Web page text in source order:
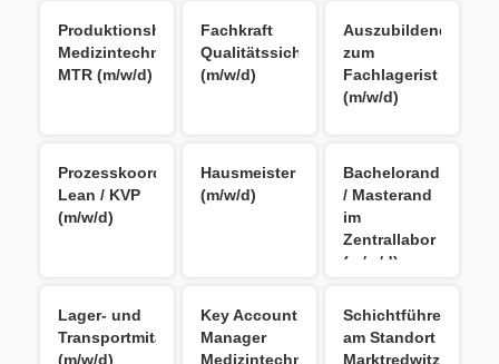
Produktionshelfer
Medizintechnik
MTR (m/w/d)
Fachkraft
Qualitätssicherung
(m/w/d)
Auszubildender
zum
Fachlagerist
(m/w/d)
Prozesskoordinator
Lean / KVP
(m/w/d)
Hausmeister
(m/w/d)
Bachelorand
/ Masterand
im
Zentrallabor
(m/w/d)
Lager- und
Transportmitarbeiter
(m/w/d)
Key Account
Manager
Medizintechnik
Schichtführer
am Standort
Marktredwitz